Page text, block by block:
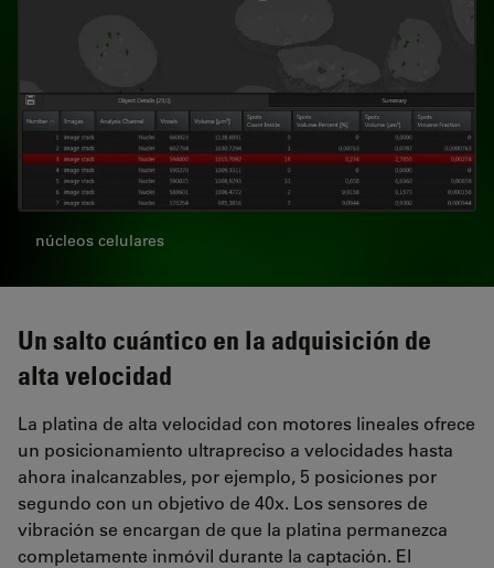
núcleos celulares
Un salto cuántico en la adquisición de
alta velocidad
La platina de alta velocidad con motores lineales ofrece
un posicionamiento ultrapreciso a velocidades hasta
ahora inalcanzables, por ejemplo, 5 posiciones por
segundo con un objetivo de 40x. Los sensores de
vibración se encargan de que la platina permanezca
completamente inmóvil durante la captación. El